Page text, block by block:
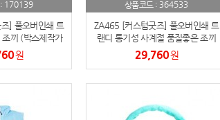
손톱
26
170139
] 풀오버인쇄 트
끼 (박스제작가
)
원
상품코드 : 364533
ZA465 [커스텀굿즈] 풀오버인쇄 트
랜디 통기성 사계절 품질좋은 조끼
(박스제작가능)
29,760원